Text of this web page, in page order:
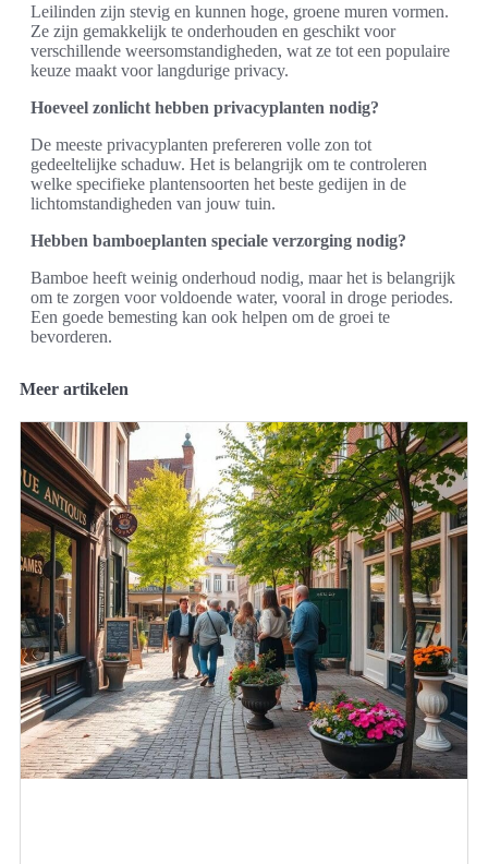
Leilinden zijn stevig en kunnen hoge, groene muren vormen.
Ze zijn gemakkelijk te onderhouden en geschikt voor
verschillende weersomstandigheden, wat ze tot een populaire
keuze maakt voor langdurige privacy.
Hoeveel zonlicht hebben privacyplanten nodig?
De meeste privacyplanten prefereren volle zon tot
gedeeltelijke schaduw. Het is belangrijk om te controleren
welke specifieke plantensoorten het beste gedijen in de
lichtomstandigheden van jouw tuin.
Hebben bamboeplanten speciale verzorging nodig?
Bamboe heeft weinig onderhoud nodig, maar het is belangrijk
om te zorgen voor voldoende water, vooral in droge periodes.
Een goede bemesting kan ook helpen om de groei te
bevorderen.
Meer artikelen